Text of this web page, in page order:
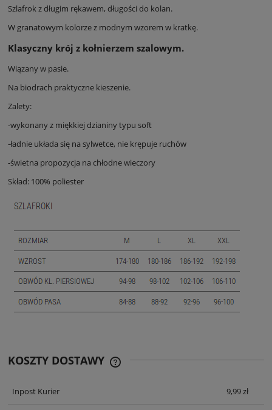
Szlafrok z długim rękawem, długości do kolan.
W granatowym kolorze z modnym wzorem w kratkę.
Klasyczny krój z kołnierzem szalowym.
Wiązany w pasie.
Na biodrach praktyczne kieszenie.
Zalety:
-wykonany z miękkiej dzianiny typu soft
-ładnie układa się na sylwetce, nie krępuje ruchów
-świetna propozycja na chłodne wieczory
Skład: 100% poliester
KOSZTY DOSTAWY
Inpost Kurier
9,99 zł